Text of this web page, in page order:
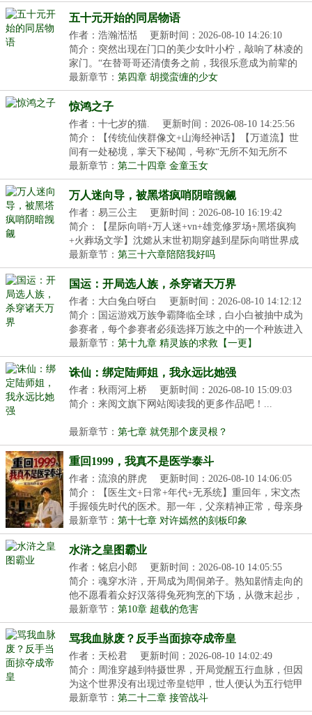
五十元开始的同居物语
作者：浩瀚湉湉
更新时间：2026-08-10 14:26:10
简介：突然出现在门口的美少女叶小柠，敲响了林凌的
家门。“在替哥哥还清债务之前，我很乐意成为前辈的
人...
最新章节： 第四章 胡搅蛮缠的少女
惊鸿之子
作者：十七岁的猫.
更新时间：2026-08-10 14:25:56
简介：【传统仙侠群像文+山海经神话】【万道流】世
间有一处秘境，掌天下秘闻，号称“无所不知无所不
晓”...
最新章节： 第二十四章 金童玉女
万人迷向导，被黑塔疯哨阴暗觊觎
作者：易三公主
更新时间：2026-08-10 16:19:42
简介：【星际向哨+万人迷+vn+雄竞修罗场+黑塔疯狗
+火葬场文学】沈嫦从末世初期穿越到星际向哨世界成
为一...
最新章节： 第三十六章陪陪我好吗
国运：开局选人族，杀穿诸天万界
作者：大白兔白呀白
更新时间：2026-08-10 14:12:12
简介：国运游戏万族争霸降临全球，白小白被抽中成为
参赛者，每个参赛者必须选择万族之中的一个种族进入
诸...
最新章节： 第十九章 精灵族的求救【一更】
诛仙：绑定陆师姐，我永远比她强
作者：秋雨河上桥
更新时间：2026-08-10 15:09:03
简介：来阅文旗下网站阅读我的更多作品吧！...
最新章节： 第七章 就凭那个废灵根？
重回1999，我真不是医学泰斗
作者：流浪的胖虎
更新时间：2026-08-10 14:06:05
简介：【医生文+日常+年代+无系统】重回年，宋文杰
手握领先时代的医术。那一年，父亲精神正常，母亲身
体...
最新章节： 第十七章 对许嫣然的刻板印象
水浒之皇图霸业
作者：铭启小郎
更新时间：2026-08-10 14:05:55
简介：魂穿水浒，开局成为周侗弟子。熟知剧情走向的
他不愿看着众好汉落得兔死狗烹的下场，从微末起步，
逆...
最新章节： 第10章 超载的危害
骂我血脉废？反手当面掠夺成帝皇
作者：天松君
更新时间：2026-08-10 14:02:49
简介：周淮穿越到特摄世界，开局觉醒五行血脉，但因
为这个世界没有出现过帝皇铠甲，世人便认为五行铠甲
只...
最新章节： 第二十二章 接管战斗